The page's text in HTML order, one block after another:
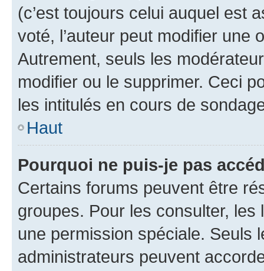
(c’est toujours celui auquel est
voté, l’auteur peut modifier une
Autrement, seuls les
modifier ou le supprimer. Ceci
les intitulés en cours de
Haut
Pourquoi ne puis-je pas
Certains forums peuvent être
groupes. Pour les consulter,
une permission spéciale. Seuls
administrateurs peuvent